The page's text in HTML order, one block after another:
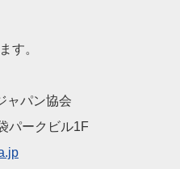
す。
ャパン協会
パークビル1F